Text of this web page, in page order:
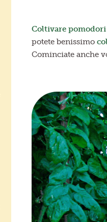
Coltivare pomodori
potete benissimo
Cominciate anche